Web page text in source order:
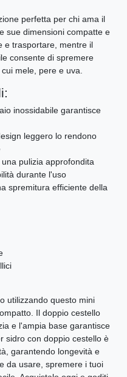
perfetta per chi ama il
sue dimensioni compatte e
e trasportare, mentre il
consente di spremere
mele, pere e uva.
inossidabile garantisce
leggero lo rendono
pulizia approfondita
durante l'uso
spremitura efficiente della
utilizzando questo mini
Il doppio cestello
e l'ampia base garantisce
sidro con doppio cestello è
garantendo longevità e
da usare, spremere i tuoi